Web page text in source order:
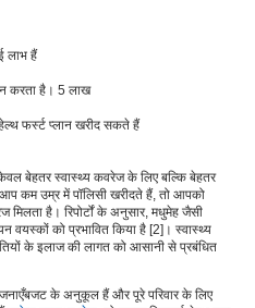
उठाने के क्या लाभ हैं?
से कैसे लाभ उठा सकते हैं?
में आपको क्या मिल सकता है?
हैं?
लाभ हैं
करता है। 5 लाख
फर्स्ट प्लान खरीद सकते हैं
बेहतर स्वास्थ्य कवरेज के लिए बल्कि बेहतर
आप कम उम्र में पॉलिसी खरीदते हैं, तो आपको
है। रिपोर्टों के अनुसार, मधुमेह जैसी
वयस्कों को प्रभावित किया है [2]। स्वास्थ्य
के इलाज की लागत को आसानी से प्रबंधित
बजट के अनुकूल हैं और पूरे परिवार के लिए